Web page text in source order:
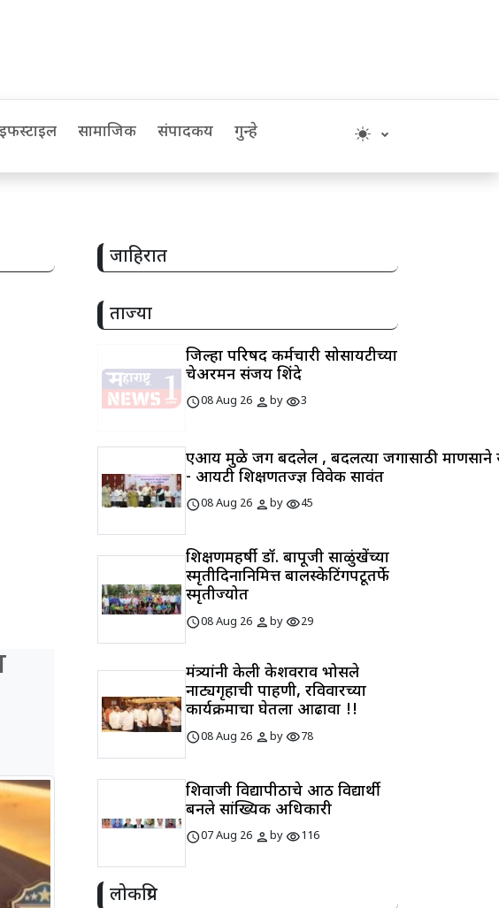
सामाजिक संपादकीय गुन्हे
जाहिरात
ताज्या
जिल्हा परिषद कर्मचारी सोसायटीच्या
चेअरमन संजय शिंदे
schedule08 Aug 26 personbyvisibility3
एआय मुळे जग बदलेल , बदलत्या जगासाठी माणसाने
- आयटी शिक्षणतज्ज्ञ विवेक सावंत
schedule08 Aug 26 personbyvisibility45
शिक्षणमहर्षी डॉ. बापूजी साळुंखेंच्या
स्मृतीदिनानिमित्त बालस्केटिंगपटूतर्फे
स्मृतीज्योत
schedule08 Aug 26 personbyvisibility29
मंत्र्यांनी केली केशवराव भोसले
नाट्यगृहाची पाहणी, रविवारच्या
कार्यक्रमाचा घेतला आढावा !!
schedule08 Aug 26 personbyvisibility78
शिवाजी विद्यापीठाचे आठ विद्यार्थी
बनले सांख्यिकी अधिकारी
schedule07 Aug 26 personbyvisibility116
लोकप्रिय